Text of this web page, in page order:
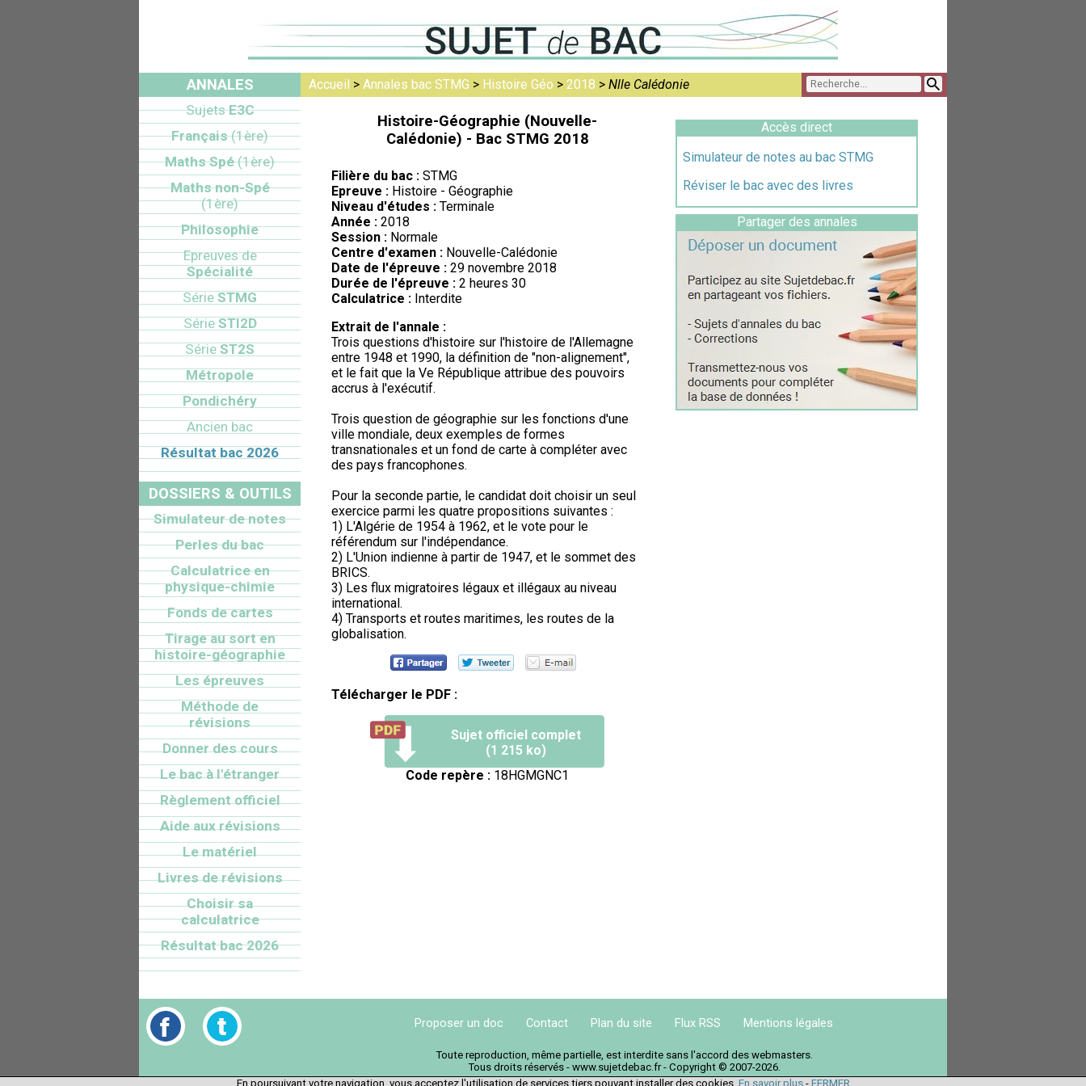
Accueil > Annales bac STMG > Histoire Géo > 2018 > Nlle Calédonie
Histoire-Géographie (Nouvelle-
Calédonie) - Bac STMG 2018
Filière du bac : STMG
Epreuve : Histoire - Géographie
Niveau d'études : Terminale
Année : 2018
Session : Normale
Centre d'examen : Nouvelle-Calédonie
Date de l'épreuve : 29 novembre 2018
Durée de l'épreuve : 2 heures 30
Calculatrice : Interdite
Extrait de l'annale :
Trois questions d'histoire sur l'histoire de l'Allemagne
entre 1948 et 1990, la définition de "non-alignement",
et le fait que la Ve République attribue des pouvoirs
accrus à l'exécutif.
Trois question de géographie sur les fonctions d'une
ville mondiale, deux exemples de formes
transnationales et un fond de carte à compléter avec
des pays francophones.
Pour la seconde partie, le candidat doit choisir un seul
exercice parmi les quatre propositions suivantes :
1) L'Algérie de 1954 à 1962, et le vote pour le
référendum sur l'indépendance.
2) L'Union indienne à partir de 1947, et le sommet des
BRICS.
3) Les flux migratoires légaux et illégaux au niveau
international.
4) Transports et routes maritimes, les routes de la
globalisation.
Télécharger le PDF :
Sujet officiel complet
(1 215 ko)
Code repère : 18HGMGNC1
Accès direct
Simulateur de notes au bac STMG
Réviser le bac avec des livres
Partager des annales
ANNALES
SujetsE3C
Français(1ère)
Maths Spé(1ère)
Maths non-Spé
(1ère)
Philosophie
Epreuves de
Spécialité
Série STMG
SérieSTI2D
Série ST2S
Métropole
Pondichéry
Ancien bac
Résultat bac 2026
DOSSIERS & OUTILS
Simulateur de notes
Perles du bac
Calculatrice en
physique-chimie
Fonds de cartes
Tirage au sort en
histoire-géographie
Les épreuves
Méthode de
révisions
Donner des cours
Le bac à l'étranger
Règlement officiel
Aide aux révisions
Le matériel
Livres de révisions
Choisir sa
calculatrice
Résultat bac 2026
Proposer un doc Contact Plan du site Flux RSS Mentions légales
Toute reproduction, même partielle, est interdite sans l'accord des webmasters.
Tous droits réservés - www.sujetdebac.fr - Copyright © 2007-2026.
En poursuivant votre navigation, vous acceptez l'utilisation de services tiers pouvant installer des cookies. En savoir plus- FERMER